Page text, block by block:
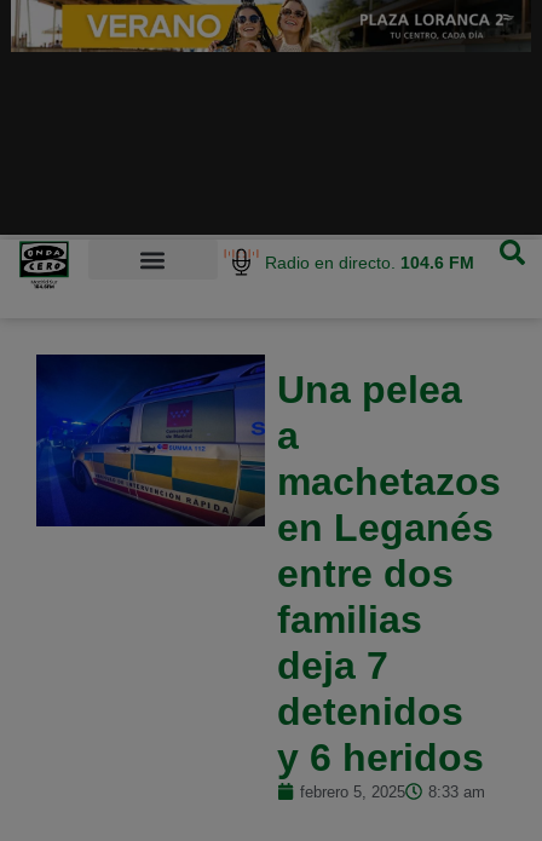
Radio en directo. 104.6 FM
Una pelea
a
machetazos
en Leganés
entre dos
familias
deja 7
detenidos
y 6 heridos
febrero 5, 2025 8:33 am